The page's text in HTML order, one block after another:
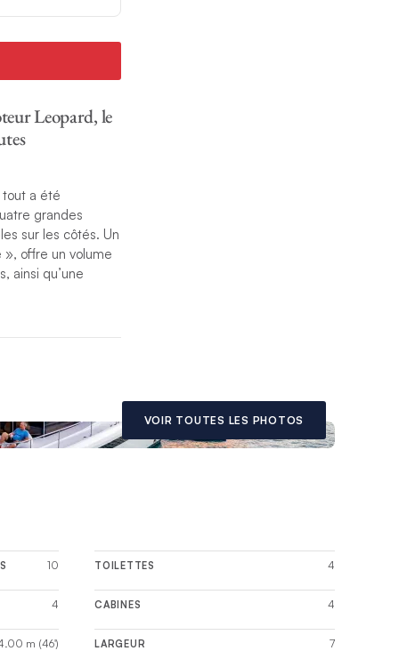
Leopard, le
tout a été
grandes
sur les côtés. Un
offre un volume
ainsi qu’une
conception du
de stores,
110 V, des
VOIR TOUTES LES PHOTOS
10 TOILETTES 4
4 CABINES 4
m (46') LARGEUR 7